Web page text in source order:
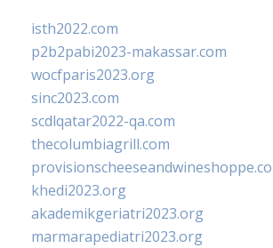
isth2022.com
p2b2pabi2023-makassar.com
wocfparis2023.org
sinc2023.com
scdlqatar2022-qa.com
thecolumbiagrill.com
khedi2023.org
akademikgeriatri2023.org
marmarapediatri2023.org